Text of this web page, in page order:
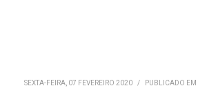
SEXTA-FEIRA, 07 FEVEREIRO 2020 / PUBLICADO EM